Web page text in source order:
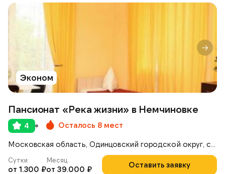
Эконом
Пансионат «Река жизни» в Немчиновке
4 Осталось 8 мест
Оставить заявку
Сутки
от 1.300 ₽
Месяц
от 39.000 ₽